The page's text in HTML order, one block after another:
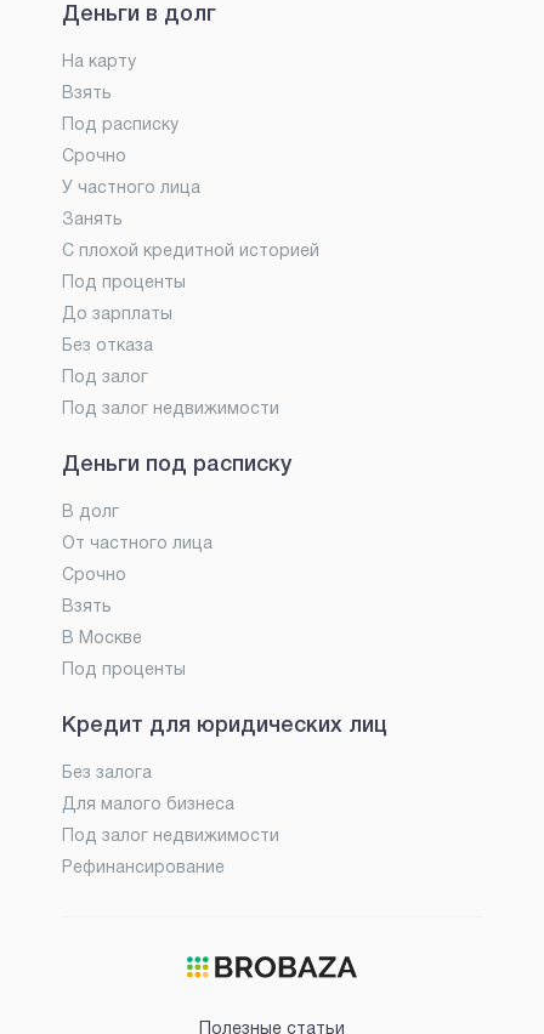
Деньги в долг
На карту
Взять
Под расписку
Срочно
У частного лица
Занять
С плохой кредитной историей
Под проценты
До зарплаты
Без отказа
Под залог
Под залог недвижимости
Деньги под расписку
В долг
От частного лица
Срочно
Взять
В Москве
Под проценты
Кредит для юридических лиц
Без залога
Для малого бизнеса
Под залог недвижимости
Рефинансирование
Полезные статьи